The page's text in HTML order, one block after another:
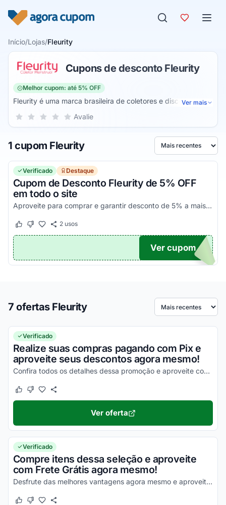
Início/Lojas/Fleurity
Cupons de desconto Fleurity
Melhor cupom: até 5% OFF
Fleurity é uma marca brasileira de coletores e discos
menstruais, calcinhas absorventes e absorventes
coletores), necessaire, bolsa de sementes para alívio de
cólicas menstruais e urina, o coletor urinário da marca.
Ver mais
Sua nota para Fleurity, de 1 a 5 estrelas
5 estrelas
4 estrelas
3 estrelas
2 estrelas
1 estrela Avalie
1 cupom Fleurity Ordenar por
Verificado Destaque
Cupom de Desconto Fleurity de 5% OFF
em todo o site
Aproveite para comprar e garantir desconto de 5% a mais com código Fleurity. Por tempo limitado. Consulte condições e confira!
Este cupom funcionou
Este cupom não funcionou
2usos
TO5
Ver cupom
7 ofertas Fleurity Ordenar por
Verificado
Realize suas compras pagando com Pix e
aproveite seus descontos agora mesmo!
Confira todos os detalhes dessa promoção e aproveite com vantagens simplesmente incríveis!
Este cupom funcionou
Este cupom não funcionou
Ver oferta
Verificado
Compre itens dessa seleção e aproveite
com Frete Grátis agora mesmo!
Desfrute das melhores vantagens agora mesmo e aproveite com vantagens incríveis!
Este cupom funcionou
Este cupom não funcionou